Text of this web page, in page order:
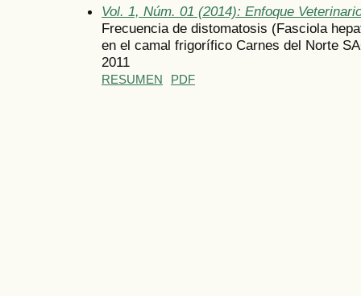
Vol. 1, Núm. 01 (2014): Enfoque
Frecuencia de distomatosis (Fasciola
en el camal frigorífico Carnes del Norte
2011
RESUMEN PDF